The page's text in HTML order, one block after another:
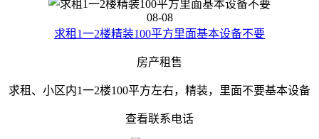
08-08
求租1一2楼精装100平方里面基本设备不要
房产租售
求租、小区内1一2楼100平方左右，精装，里面不要基本设备
查看联系电话